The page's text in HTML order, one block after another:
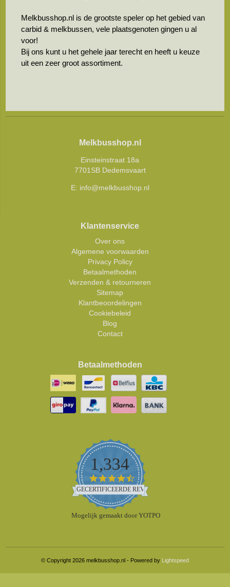
Melkbusshop.nl is de grootste speler op het gebied van
carbid & melkbussen, vele plaatsgenoten gingen u al
voor!
Bij ons kunt u het gehele jaar terecht en heeft u keuze
uit een zeer groot assortiment.
Melkbusshop.nl
Einsteinstraat 18a
7701SB Dedemsvaart
E: info@melkbusshop.nl
Klantenservice
Over ons
Algemene voorwaarden
Privacy Policy
Betaalmethoden
Verzenden & retourneren
Sitemap
Klantbeoordelingen
Cookiebeleid
Blog
Contact
Betaalmethoden
1,334
4.5
star
rating
GECERTIFICEERDE REVIEWS
Mogelijk gemaakt door YOTPO
© Copyright 2026 melkbusshop.nl - Powered by Lightspeed